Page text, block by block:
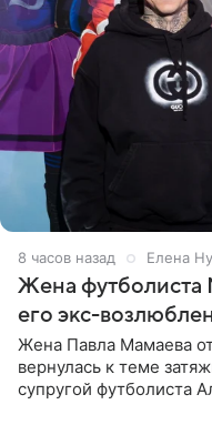
8 часов назад Елена
Жена футболиста
его экс-
Жена Павла Мамаева
вернулась к теме
супругой футболиста